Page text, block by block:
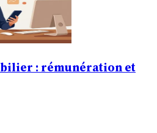
: rémunération et